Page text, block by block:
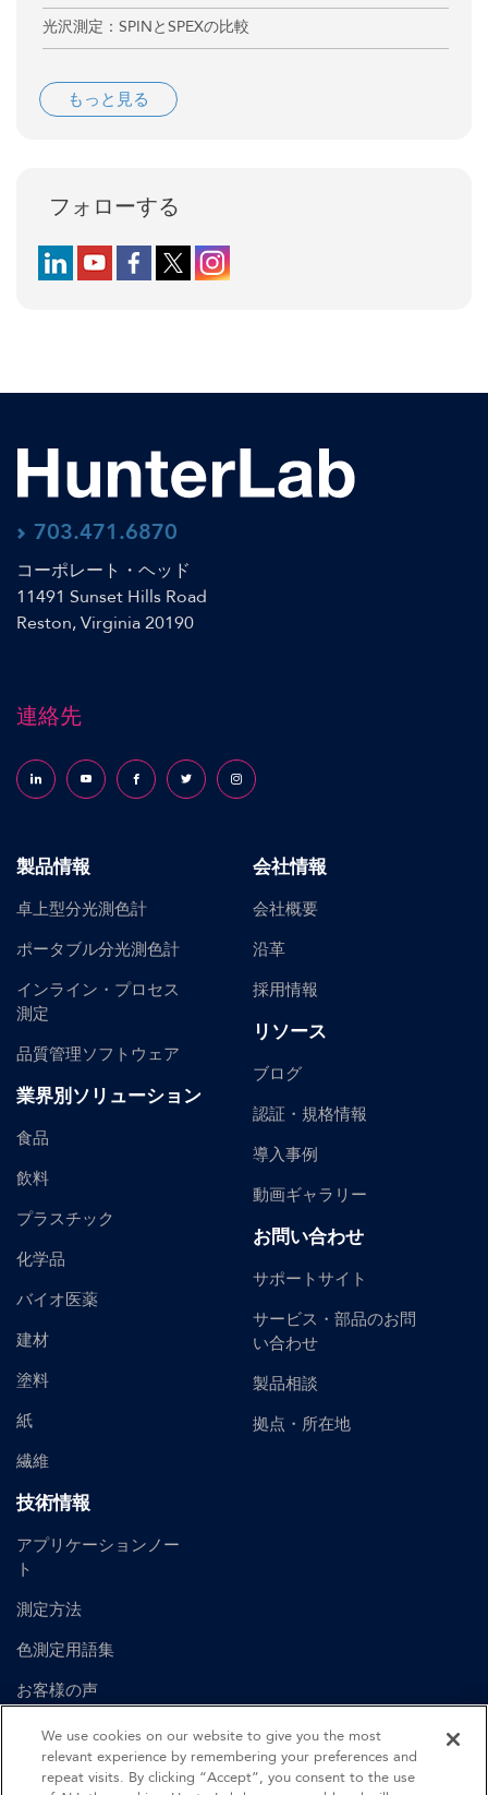
光沢測定：SPINとSPEXの比較
もっと見る
フォローする
Follow us on LinkedIn
Follow us on YouTube
Follow us on Facebook
Follow us on X (formerly Twitter)
Follow us on Instagram
703.471.6870
コーポレート・ヘッド
11491 Sunset Hills Road
Reston, Virginia 20190
連絡先
Follow us on LinkedInFollow us on YouTubeFollow us on Facebook
Follow us on X (formerly Twitter)
Follow us on Instagram
製品情報
卓上型分光測色計
ポータブル分光測色計
インライン・プロセス
測定
品質管理ソフトウェア
業界別ソリューション
食品
飲料
プラスチック
化学品
バイオ医薬
建材
塗料
紙
繊維
技術情報
アプリケーションノー
ト
測定方法
色測定用語集
お客様の声
ユーザーマニュアル
会社情報
会社概要
沿革
採用情報
リソース
ブログ
認証・規格情報
導入事例
動画ギャラリー
お問い合わせ
サポートサイト
サービス・部品のお問
い合わせ
製品相談
拠点・所在地
We use cookies on our website to give you the most
relevant experience by remembering your preferences and
repeat visits. By clicking “Accept”, you consent to the use